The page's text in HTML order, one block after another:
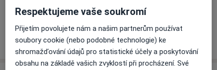
Detaily
Víceo adrese
Respektujeme vaše soukromí
Přijetím povolujete nám a našim partnerům používat
soubory cookie (nebo podobné technologie) ke
shromažďování údajů pro statistické účely a poskytování
obsahu na základě vašich zvyklostí při procházení. Své